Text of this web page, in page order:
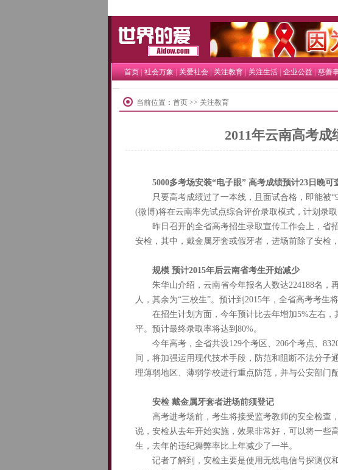
世界的爱
首页|社会万象|关爱社会|关注教育|关注生活|企业公益|慈善
当前位置： 首页 >> 关注教育
2011年云南高考成
5000多考场安装“电子眼” 高考成绩预计23日晚可
只要高考成绩过了一本线，且面试合格，即能被
(微博)将在云南率先试点综合评价录取模式，计划录
昨日召开的全省高考招生录取宣传工作会上，省
安检，其中，戴金属牙套或假牙者，进场前除了安检
规模 预计2015年后云南省考生开始减少
朱华山介绍，云南省今年报名人数达224188名，
人，其余为“三校生”。预计到2015年，全省高考考生
在招生计划方面，今年预计比去年增加5%左右，
平。预计最终录取率将达到80%。
今年高考，全省共设129个考区、206个考点、
间，将加强运用现代技术手段，防范和阻断不法分子
理薄弱地区、薄弱学校进行重点防范，并与公安部门
安检 戴金属牙套者进场前须登记
高考进考场前，考生将接受监考教师的安全检查
说，安检从去年开始实施，效果非常好，可以将一些
生，去年的违纪舞弊率比上年减少了一半。
记者了解到，安检主要是使用无线电信号探测仪